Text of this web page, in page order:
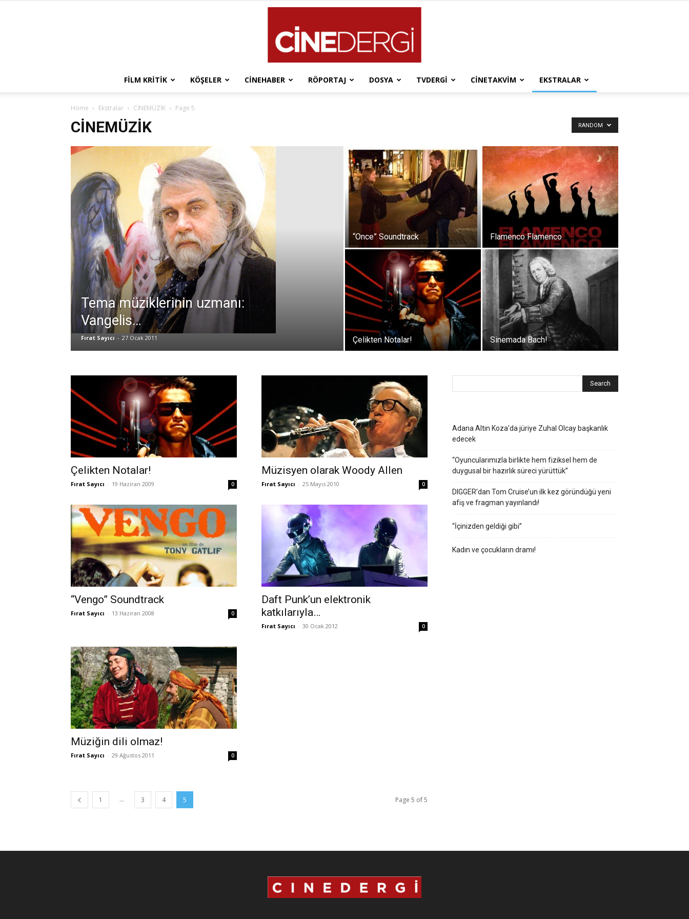
FILM KRITIK KÖŞELER CINEHABER RÖPORTAJ DOSYA TVDERGI CINETAKVIM EKSTRALAR
Home Ekstralar CİNEMÜZİK Page 5
CİNEMÜZİK RANDOM
Tema müziklerinin uzmanı:
Vangelis…
Fırat Sayıcı - 27 Ocak 2011
“Once” Soundtrack Flamenco Flamenco
Çelikten Notalar! Sinemada Bach!
Çelikten Notalar!
Fırat Sayıcı - 19 Haziran 2009 0
Müzisyen olarak Woody Allen
Fırat Sayıcı - 25 Mayıs 2010 0
“Vengo” Soundtrack
Fırat Sayıcı - 13 Haziran 2008 0
Daft Punk’un elektronik
katkılarıyla…
Fırat Sayıcı - 30 Ocak 2012 0
Müziğin dili olmaz!
Fırat Sayıcı - 29 Ağustos 2011 0
1 ... 3 4 5 Page 5 of 5
Adana Altın Koza’da jüriye Zuhal Olcay başkanlık
edecek
“Oyuncularımızla birlikte hem fiziksel hem de
duygusal bir hazırlık süreci yürüttük”
DIGGER’dan Tom Cruise’un ilk kez göründüğü yeni
afiş ve fragman yayınlandı!
“İçinizden geldiği gibi”
Kadın ve çocukların dramı!